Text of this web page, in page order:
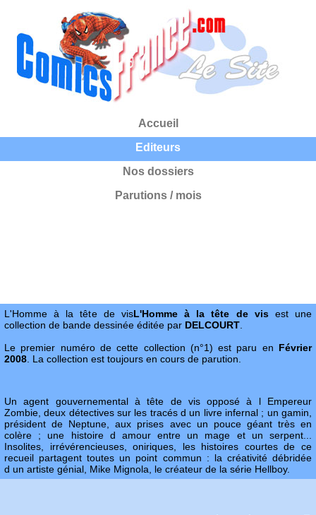
Accueil
Editeurs
Nos dossiers
Parutions / mois
L'Homme à la tête de visL'Homme à la tête de visest une
collection de bande dessinée éditée par DELCOURT
Le premier numéro de cette collection (n°1) est paru en Février
2008 . La collection est toujours en cours de parution.
Un agent gouvernemental à tête de vis opposé à l Empereur
Zombie, deux détectives sur les tracés d un livre infernal ; un gamin,
président de Neptune, aux prises avec un pouce géant très en
colère ; une histoire d amour entre un mage et un serpent...
Insolites, irrévérencieuses, oniriques, les histoires courtes de ce
recueil partagent toutes un point commun : la créativité débridée
d un artiste génial, Mike Mignola, le créateur de la série Hellboy.